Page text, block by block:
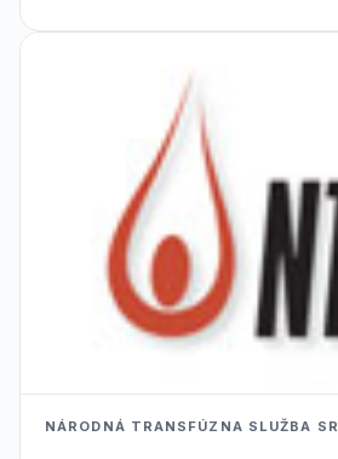
NÁRODNÁ TRANSFÚZNA SLUŽBA SR